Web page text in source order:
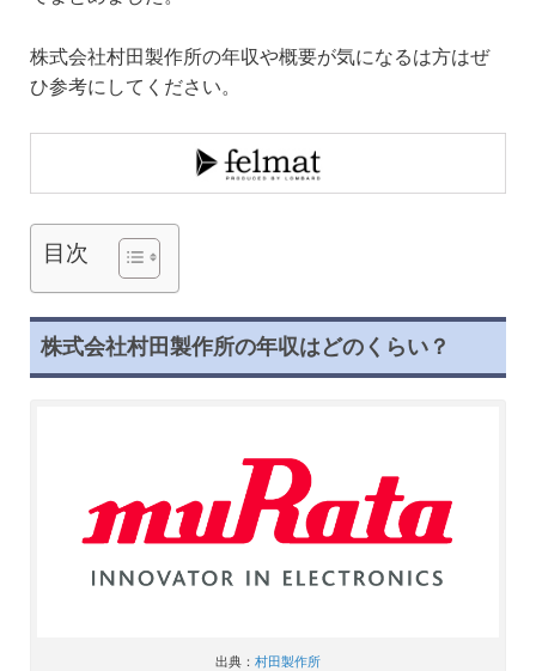
株式会社村田製作所の年収や概要が気になるは方はぜ
ひ参考にしてください。
目次
株式会社村田製作所の年収はどのくらい？
出典： 村田製作所